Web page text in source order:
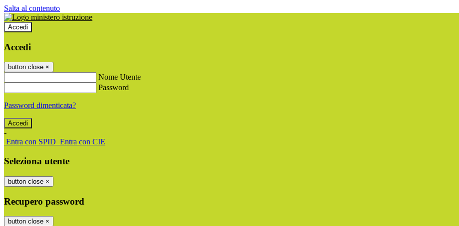
Salta al contenuto
Accedi
Accedi
button close ×
Nome Utente
Password
Password dimenticata?
-
Entra con SPID Entra con CIE
Seleziona utente
button close ×
Recupero password
button close ×